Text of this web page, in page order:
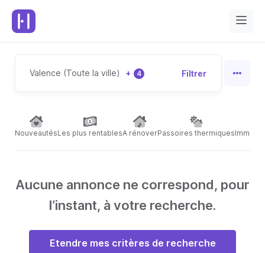
Valence (Toute la ville) + 4 Filtrer
NouveautésLes plus rentablesA rénoverPassoires thermiques
Aucune annonce ne correspond, pour
l’instant, à votre recherche.
Etendre mes critères de recherche